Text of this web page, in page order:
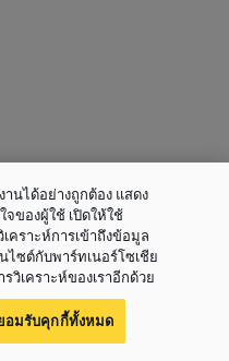
านได้อย่างถูกต้อง แสดง
ของผู้ใช้ เปิดให้ใช้
คราะห์การเข้าถึงข้อมูล
ไซต์กับพาร์ทเนอร์โซเชีย
วิเคราะห์ของเราอีกด้วย
อมรับคุกกี้ทั้งหมด